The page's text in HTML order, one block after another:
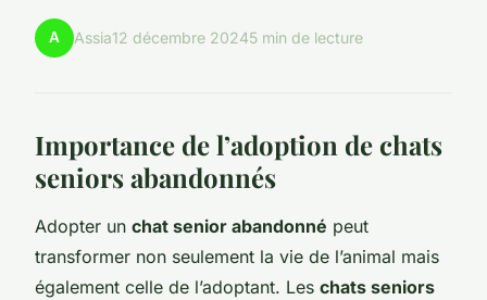
A Assia12 décembre 20245 min de lecture
Importance de l’adoption de chats
seniors abandonnés
Adopter un chat senior abandonné peut
transformer non seulement la vie de l’animal mais
également celle de l’adoptant. Les chats seniors